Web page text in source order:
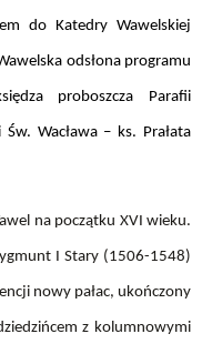
do Katedry Wawelskiej
odsłona programu
proboszcza Parafii
Wacława – ks. Prałata
na początku XVI wieku.
I Stary (1506-1548)
nowy pałac, ukończony
z kolumnowymi